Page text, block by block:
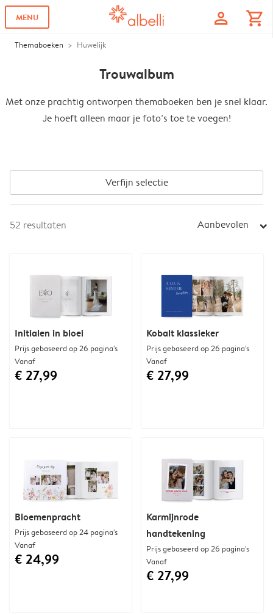
MENU profile shopping_cart
Themaboeken Huwelijk
Trouwalbum
Met onze prachtig ontworpen themaboeken ben je snel klaar.
Je hoeft alleen maar je foto’s toe te voegen!
Verfijn selectie
52 resultaten Aanbevolen arrow_right
Initialen in bloei
Prijs gebaseerd op 26 pagina's
Vanaf
€ 27,99
Kobalt klassieker
Prijs gebaseerd op 26 pagina's
Vanaf
€ 27,99
Bloemenpracht
Prijs gebaseerd op 24 pagina's
Vanaf
€ 24,99
Karmijnrode
handtekening
Prijs gebaseerd op 26 pagina's
Vanaf
€ 27,99